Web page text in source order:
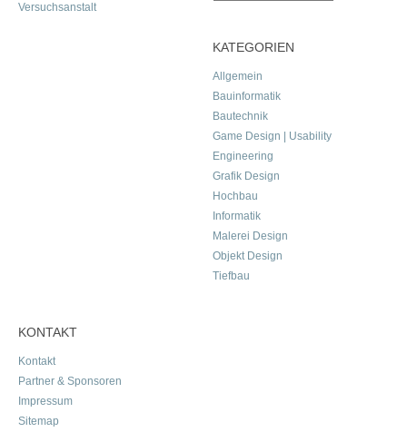
Versuchsanstalt
KATEGORIEN
Allgemein
Bauinformatik
Bautechnik
Game Design | Usability
Engineering
Grafik Design
Hochbau
Informatik
Malerei Design
Objekt Design
Tiefbau
KONTAKT
Kontakt
Partner & Sponsoren
Impressum
Sitemap